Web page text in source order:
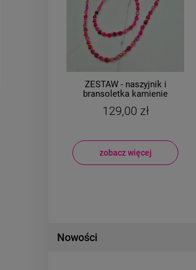
ZESTAW - naszyjnik i
bransoletka kamienie
129,00 zł
zobacz więcej
Nowości